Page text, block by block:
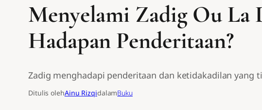
Menyelami Zadig Ou La
Hadapan Penderitaan?
Zadig menghadapi penderitaan dan ketidakadilan yang
Ditulis olehAinu RizqidalamBuku